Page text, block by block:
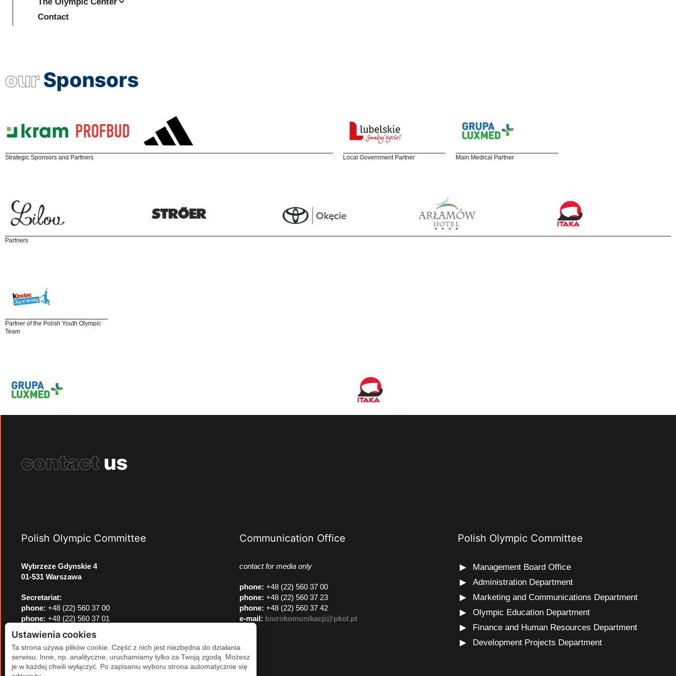
Contact
ourSponsors
Strategic Sponsors and Partners Local Government Partner Main Medical Partner
Partners
Partner of the Polish Youth Olympic
Team
contact us
Polish Olympic Committee
Wybrzeze Gdynskie 4
01-531 Warszawa
Secretariat:
phone: +48 (22) 560 37 00
phone: +48 (22) 560 37 01
e-mail:
pkol@pkol.pl
Communication Office
contact for media only
phone: +48 (22) 560 37 00
phone: +48 (22) 560 37 23
phone: +48 (22) 560 37 42
e-mail: biurokomunikacji@pkol.pl
Polish Olympic Committee
Management Board Office
Administration Department
Marketing and Communications Department
Olympic Education Department
Finance and Human Resources Department
Development Projects Department
Ustawienia cookies
Ta strona używa plików cookie. Część z nich jest niezbędna do działania
serwisu. Inne, np. analityczne, uruchamiamy tylko za Twoją zgodą. Możesz
je w każdej chwili wyłączyć. Po zapisaniu wyboru strona automatycznie się